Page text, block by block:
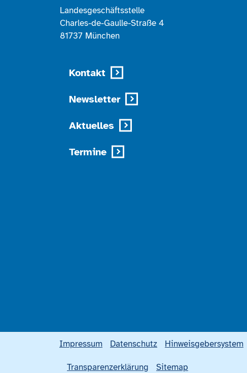
Landesgeschäftsstelle
Charles-de-Gaulle-Straße 4
81737 München
Kontakt
Newsletter
Aktuelles
Termine
Impressum Datenschutz Hinweisgebersystem
Transparenzerklärung Sitemap